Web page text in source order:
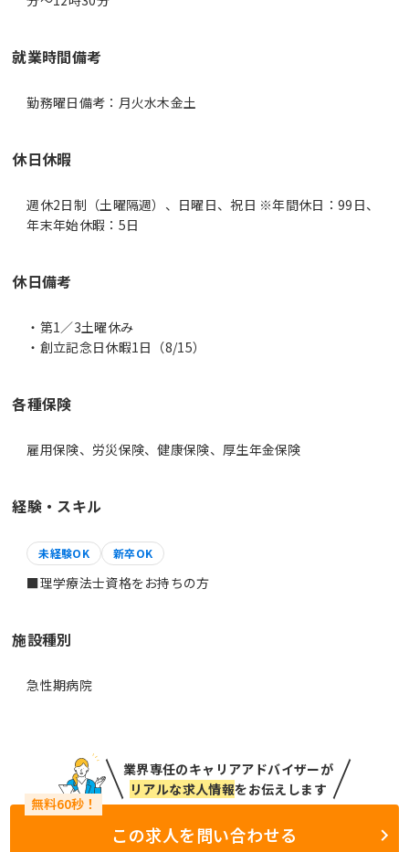
就業時間備考
休日休暇
週休2日制（土曜隔週）、日曜日、祝日 ※年間休日：99日、
年末年始休暇：5日
休日備考
・第1／3土曜休み
・創立記念日休暇1日（8/15）
各種保険
雇用保険、労災保険、健康保険、厚生年金保険
経験・スキル
未経験OK 新卒OK
■理学療法士資格をお持ちの方
施設種別
急性期病院
業界専任のキャリアアドバイザーが
リアルな求人情報をお伝えします
この求人を問い合わせる